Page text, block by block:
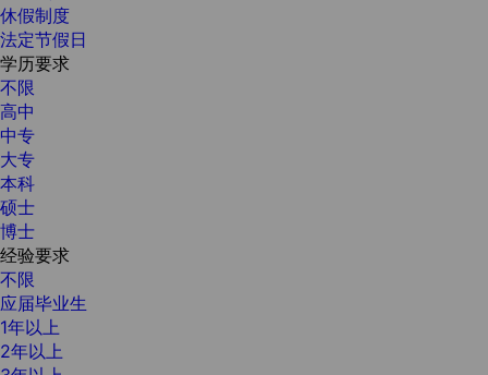
休假制度
法定节假日
学历要求
不限
高中
中专
大专
本科
硕士
博士
经验要求
不限
应届毕业生
1年以上
2年以上